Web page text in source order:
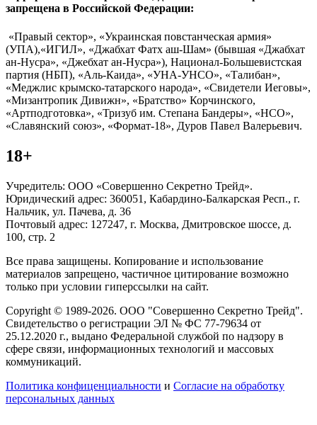
запрещена в Российской Федерации:
«Правый сектор», «Украинская повстанческая армия»
(УПА),«ИГИЛ», «Джабхат Фатх аш-Шам» (бывшая «Джабхат
ан-Нусра», «Джебхат ан-Нусра»), Национал-Большевистская
партия (НБП), «Аль-Каида», «УНА-УНСО», «Талибан»,
«Меджлис крымско-татарского народа», «Свидетели Иеговы»,
«Мизантропик Дивижн», «Братство» Корчинского,
«Артподготовка», «Тризуб им. Степана Бандеры», «НСО»,
«Славянский союз», «Формат-18», Дуров Павел Валерьевич.
18+
Учредитель: ООО «Совершенно Секретно Трейд».
Юридический адрес: 360051, Кабардино-Балкарская Респ., г.
Нальчик, ул. Пачева, д. 36
Почтовый адрес: 127247, г. Москва, Дмитровское шоссе, д.
100, стр. 2
Все права защищены. Копирование и использование
материалов запрещено, частичное цитирование возможно
только при условии гиперссылки на сайт.
Copyright © 1989-2026. ООО "Совершенно Секретно Трейд".
Свидетельство о регистрации ЭЛ № ФС 77-79634 от
25.12.2020 г., выдано Федеральной службой по надзору в
сфере связи, информационных технологий и массовых
коммуникаций.
Политика конфиценциальности и Согласие на обработку
персональных данных